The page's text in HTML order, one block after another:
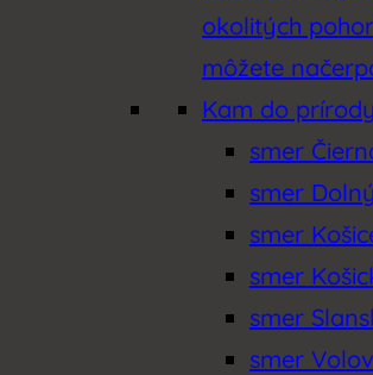
okolitých
môžete
Kam do prírody
smer
smer
smer
smer
smer
smer